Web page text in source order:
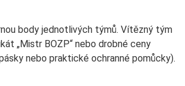
body jednotlivých týmů. Vítězný tým
„Mistr BOZP“ nebo drobné ceny
nebo praktické ochranné pomůcky).